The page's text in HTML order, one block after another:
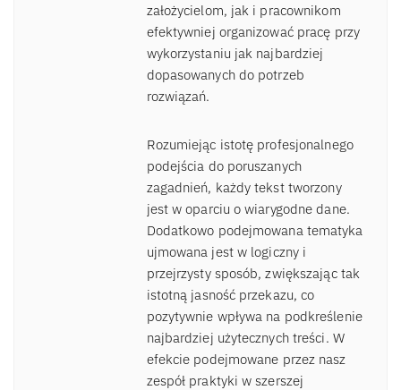
założycielom, jak i pracownikom
efektywniej organizować pracę przy
wykorzystaniu jak najbardziej
dopasowanych do potrzeb
rozwiązań.
Rozumiejąc istotę profesjonalnego
podejścia do poruszanych
zagadnień, każdy tekst tworzony
jest w oparciu o wiarygodne dane.
Dodatkowo podejmowana tematyka
ujmowana jest w logiczny i
przejrzysty sposób, zwiększając tak
istotną jasność przekazu, co
pozytywnie wpływa na podkreślenie
najbardziej użytecznych treści. W
efekcie podejmowane przez nasz
zespół praktyki w szerszej